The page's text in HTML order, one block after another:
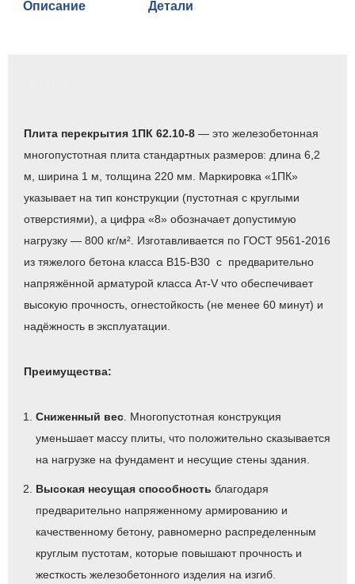
Описание Детали
Плита перекрытия 1ПК 62.10-8 — это железобетонная
многопустотная плита стандартных размеров: длина 6,2
м, ширина 1 м, толщина 220 мм. Маркировка «1ПК»
указывает на тип конструкции (пустотная с круглыми
отверстиями), а цифра «8» обозначает допустимую
нагрузку — 800 кг/м². Изготавливается по ГОСТ 9561-2016
из тяжелого бетона класса B15-B30 с предварительно
напряжённой арматурой класса Ат‑V что обеспечивает
высокую прочность, огнестойкость (не менее 60 минут) и
надёжность в эксплуатации.
Преимущества:
Сниженный вес . Многопустотная конструкция
уменьшает массу плиты, что положительно сказывается
на нагрузке на фундамент и несущие стены здания.
Высокая несущая способность благодаря
предварительно напряженному армированию и
качественному бетону, равномерно распределенным
круглым пустотам, которые повышают прочность и
жесткость железобетонного изделия на изгиб.